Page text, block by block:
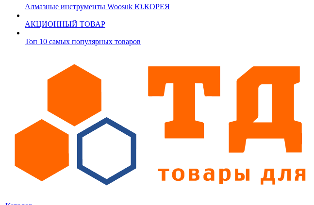
Алмазные инструменты Woosuk Ю.КОРЕЯ
АКЦИОННЫЙ ТОВАР
Топ 10 самых популярных товаров